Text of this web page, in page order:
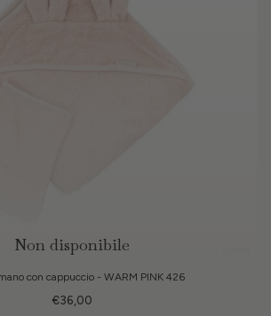
Non disponibile
con cappuccio - WARM PINK 426
€36,00